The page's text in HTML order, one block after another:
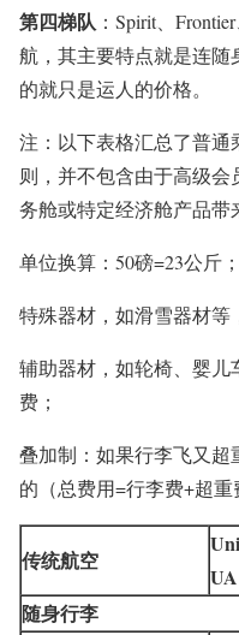
第四梯队 ：Spirit、
航，其主要特点就是连
的就只是运人的价格。
注：以下表格汇总了普通
则，并不包含由于高级会
务舱或特定经济舱产品带
单位换算：50磅=23公斤
特殊器材，如滑雪器材等
辅助器材，如轮椅、婴
费；
叠加制：如果行李飞又超
的（总费用=行李费+超重
传统航空
UA
随身行李